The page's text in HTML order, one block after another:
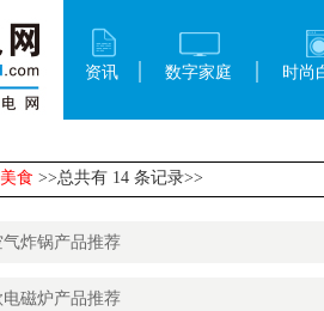
资讯 数字家庭 时尚
美食 >>总共有 14 条记录>>
炸锅产品推荐
磁炉产品推荐